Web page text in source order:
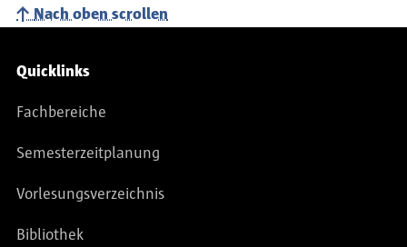
Nach oben scrollen
Service-Navigation
Quicklinks
Fachbereiche
Semesterzeitplanung
Vorlesungsverzeichnis
Bibliothek